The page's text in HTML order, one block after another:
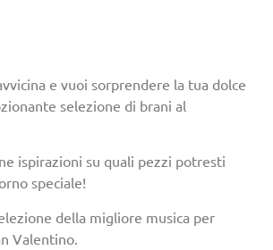
e vuoi sorprendere la tua dolce
selezione di brani al
ispirazioni su quali pezzi potresti
speciale!
della migliore musica per
Valentino.